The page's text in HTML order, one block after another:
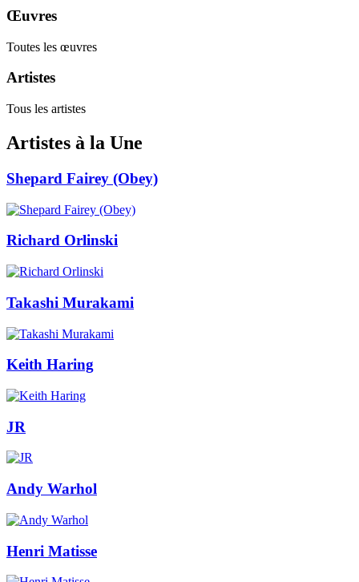
Œuvres
Toutes les œuvres
Artistes
Tous les artistes
Artistes à la Une
Shepard Fairey (Obey)
Richard Orlinski
Takashi Murakami
Keith Haring
JR
Andy Warhol
Henri Matisse